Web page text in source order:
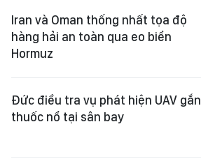
Iran và Oman thống nhất tọa độ
hàng hải an toàn qua eo biển
Hormuz
Đức điều tra vụ phát hiện UAV gắn
thuốc nổ tại sân bay